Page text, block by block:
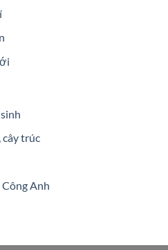
cây trúc
Anh